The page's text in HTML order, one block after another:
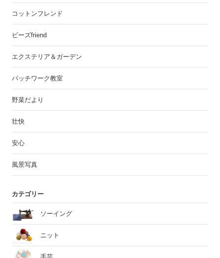
コットンフレンド
ビーズfriend
エクステリア＆ガーデン
パッチワーク教室
野菜だより
壮快
安心
風景写真
カテゴリー
ソーイング
ニット